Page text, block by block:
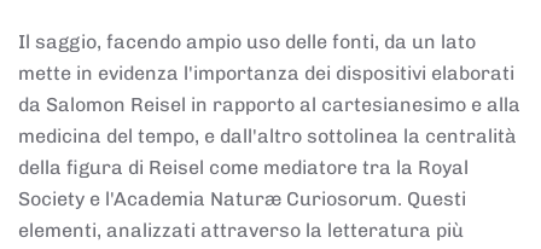
Il saggio, facendo ampio uso delle fonti, da un lato
mette in evidenza l'importanza dei dispositivi elaborati
da Salomon Reisel in rapporto al cartesianesimo e alla
medicina del tempo, e dall'altro sottolinea la centralità
della figura di Reisel come mediatore tra la Royal
Society e l'Academia Naturæ Curiosorum. Questi
elementi, analizzati attraverso la letteratura più